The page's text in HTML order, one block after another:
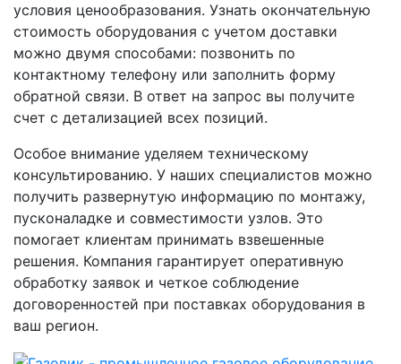
условия ценообразования. Узнать окончательную
стоимость оборудования с учетом доставки
можно двумя способами: позвонить по
контактному телефону или заполнить форму
обратной связи. В ответ на запрос вы получите
счет с детализацией всех позиций.
Особое внимание уделяем техническому
консультированию. У наших специалистов можно
получить развернутую информацию по монтажу,
пусконаладке и совместимости узлов. Это
помогает клиентам принимать взвешенные
решения. Компания гарантирует оперативную
обработку заявок и четкое соблюдение
договоренностей при поставках оборудования в
ваш регион.